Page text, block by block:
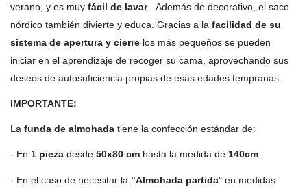
verano, y es muy fácil de lavar. Además de decorativo, el saco
nórdico también divierte y educa. Gracias a la facilidad de su
sistema de apertura y cierre los más pequeños se pueden
iniciar en el aprendizaje de recoger su cama, aprovechando sus
deseos de autosuficiencia propias de esas edades tempranas.
IMPORTANTE:
La funda de almohada tiene la confección estándar de:
- En 1 pieza desde 50x80 cm hasta la medida de 140cm.
- En el caso de necesitar la "Almohada partida" en medidas